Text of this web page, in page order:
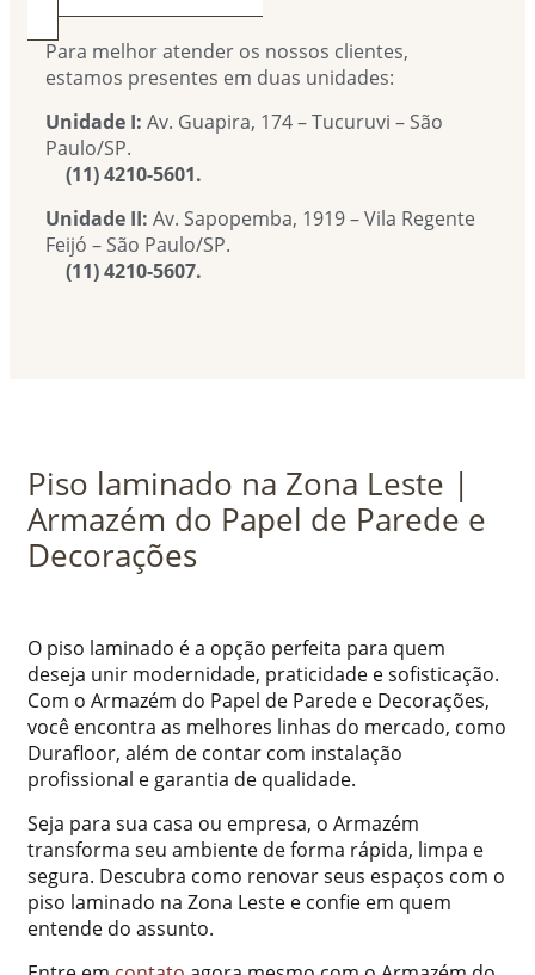
Para melhor atender os nossos clientes,
estamos presentes em duas unidades:
Unidade I: Av. Guapira, 174 – Tucuruvi – São
Paulo/SP.
(11) 4210-5601.
Unidade II: Av. Sapopemba, 1919 – Vila Regente
Feijó – São Paulo/SP.
(11) 4210-5607.
Piso laminado na Zona Leste |
Armazém do Papel de Parede e
Decorações
O piso laminado é a opção perfeita para quem
deseja unir modernidade, praticidade e sofisticação.
Com o Armazém do Papel de Parede e Decorações,
você encontra as melhores linhas do mercado, como
Durafloor, além de contar com instalação
profissional e garantia de qualidade.
Seja para sua casa ou empresa, o Armazém
transforma seu ambiente de forma rápida, limpa e
segura. Descubra como renovar seus espaços com o
piso laminado na Zona Leste e confie em quem
entende do assunto.